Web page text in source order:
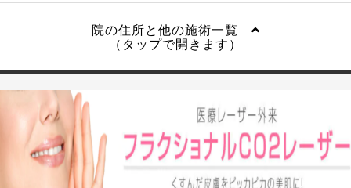
院の住所と他の施術一覧
（タップで開きます）